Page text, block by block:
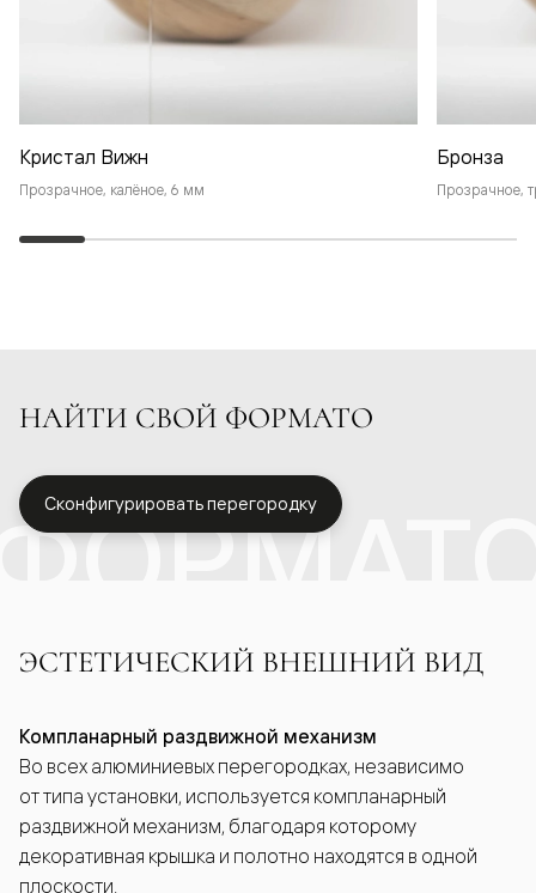
Кристал Вижн
Прозрачное, калёное, 6 мм
Бронза
Прозрачное,
НАЙТИ СВОЙ ФОРМАТО
Сконфигурировать перегородку
ЭСТЕТИЧЕСКИЙ ВНЕШНИЙ ВИД
Компланарный раздвижной механизм
Во всех алюминиевых перегородках, независимо
от типа установки, используется компланарный
раздвижной механизм, благодаря которому
декоративная крышка и полотно находятся в одной
плоскости.